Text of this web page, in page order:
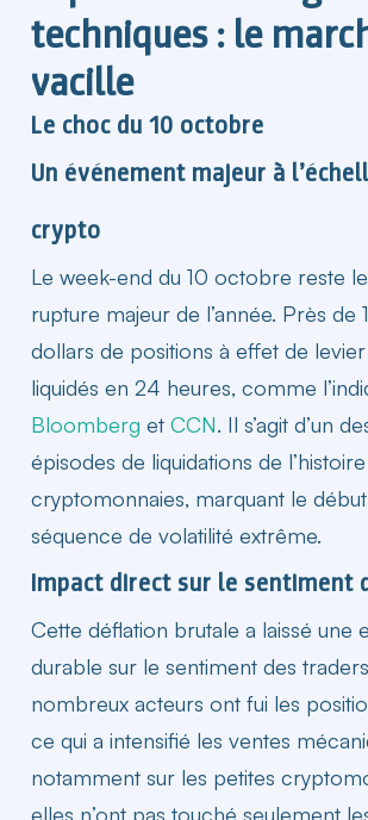
techniques : le
vacille
Le choc du 10 octobre​
Un événement majeur à
crypto​
Le week-end du 10 octobre reste
rupture majeur de l’année. Près de
dollars de positions à effet de
liquidés en 24 heures, comme
Bloomberg et CCN. Il s’agit d’un
épisodes de liquidations de
cryptomonnaies, marquant le début
séquence de volatilité extrême.
Impact direct sur le sentiment
Cette déflation brutale a laissé une
durable sur le sentiment des
nombreux acteurs ont fui les
ce qui a intensifié les ventes
notamment sur les petites
elles n’ont pas touché seulement